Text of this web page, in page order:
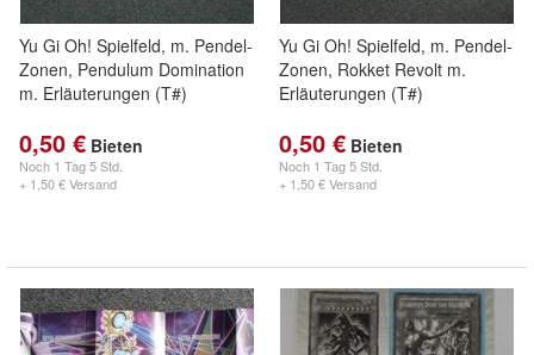
Yu Gi Oh! Spielfeld, m. Pendel-
Zonen, Pendulum Domination
m. Erläuterungen (T#)
0,50 € Bieten
Noch 1 Tag 5 Std.
+ 1,50 € Versand
Yu Gi Oh! Spielfeld, m. Pendel-
Zonen, Rokket Revolt m.
Erläuterungen (T#)
0,50 € Bieten
Noch 1 Tag 5 Std.
+ 1,50 € Versand